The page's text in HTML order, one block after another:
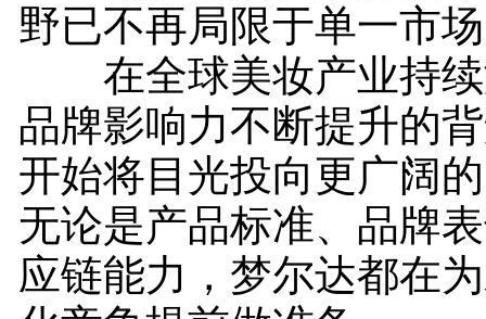
野已不再局限于单一市
在全球美妆产业持续
品牌影响力不断提升的
开始将目光投向更广阔
无论是产品标准、品牌
应链能力，梦尔达都在